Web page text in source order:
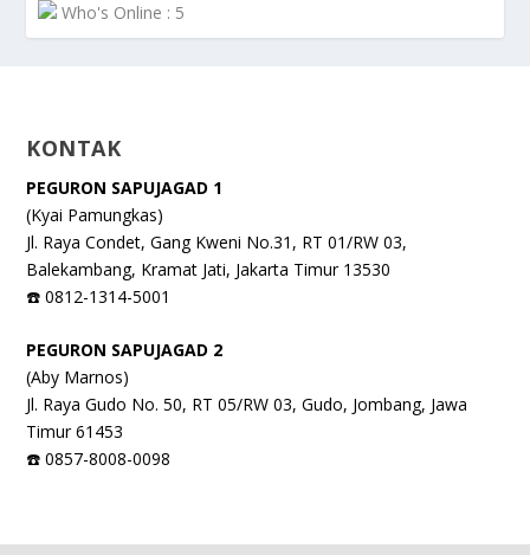
Who's Online : 5
KONTAK
PEGURON SAPUJAGAD 1
(Kyai Pamungkas)
Jl. Raya Condet, Gang Kweni No.31, RT 01/RW 03,
Balekambang, Kramat Jati, Jakarta Timur 13530
☎️ 0812-1314-5001
PEGURON SAPUJAGAD 2
(Aby Marnos)
Jl. Raya Gudo No. 50, RT 05/RW 03, Gudo, Jombang, Jawa
Timur 61453
☎️ 0857-8008-0098